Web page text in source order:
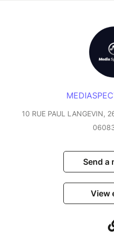
10 RUE PAUL LANGEVIN,
Send a
View